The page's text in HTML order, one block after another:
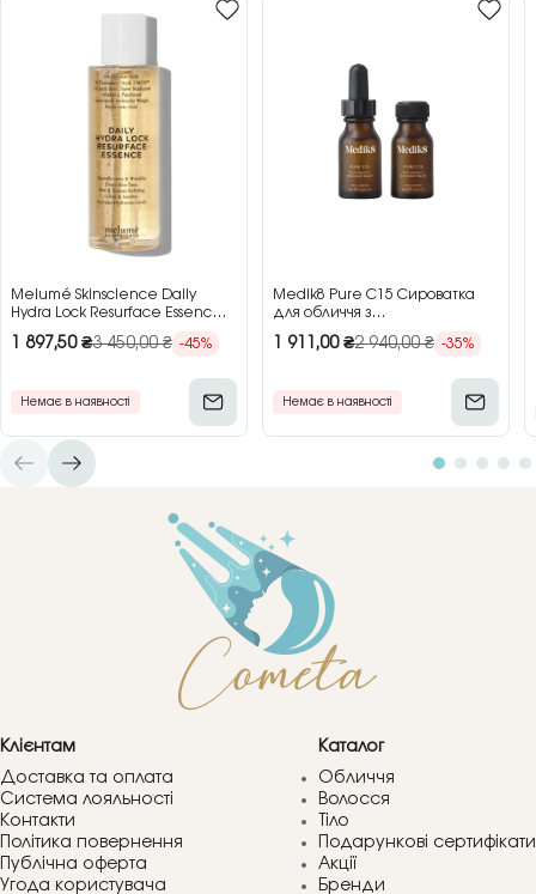
Melumé Skinscience Daily
Hydra Lock Resurface Essence
обличчя з кислотами, 150 мл
1 897,50₴3 450,00₴ -45%
Немає в наявності
Medik8 Pure C15 Сироватка
для обличчя з
2×15 мл
1 911,00₴2 940,00₴ -35%
Немає в наявності
Клієнтам
Доставка та оплата
Система лояльності
Контакти
Політика повернення
Публічна оферта
Угода користувача
Каталог
Обличчя
Волосся
Тіло
Подарункові сертифікати
Акції
Бренди